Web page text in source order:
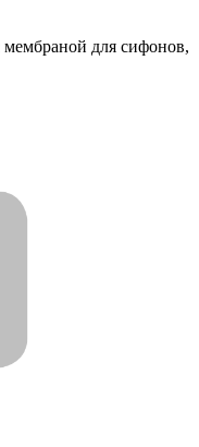
для сифонов,